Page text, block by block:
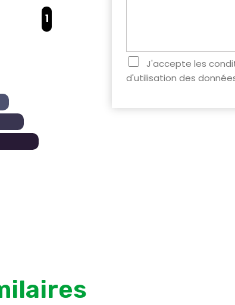
1
J'accepte les
d'utilisation des